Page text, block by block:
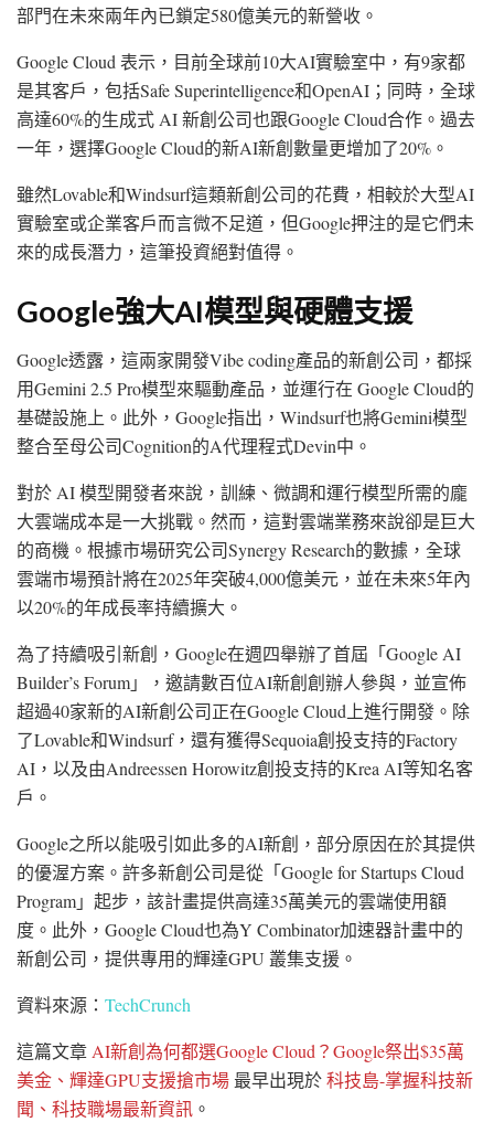
部門在未來兩年內已鎖定580億美元的新營收。
Google Cloud 表示，目前全球前10大AI實驗室中，有9家都
是其客戶，包括Safe Superintelligence和OpenAI；同時，全球
高達60%的生成式 AI 新創公司也跟Google Cloud合作。過去
一年，選擇Google Cloud的新AI新創數量更增加了20%。
雖然Lovable和Windsurf這類新創公司的花費，相較於大型AI
實驗室或企業客戶而言微不足道，但Google押注的是它們未
來的成長潛力，這筆投資絕對值得。
Google強大AI模型與硬體支援
Google透露，這兩家開發Vibe coding產品的新創公司，都採
用Gemini 2.5 Pro模型來驅動產品，並運行在 Google Cloud的
基礎設施上。此外，Google指出，Windsurf也將Gemini模型
整合至母公司Cognition的A代理程式Devin中。
對於 AI 模型開發者來說，訓練、微調和運行模型所需的龐
大雲端成本是一大挑戰。然而，這對雲端業務來說卻是巨大
的商機。根據市場研究公司Synergy Research的數據，全球
雲端市場預計將在2025年突破4,000億美元，並在未來5年內
以20%的年成長率持續擴大。
為了持續吸引新創，Google在週四舉辦了首屆「Google AI
Builder’s Forum」，邀請數百位AI新創創辦人參與，並宣佈
超過40家新的AI新創公司正在Google Cloud上進行開發。除
了Lovable和Windsurf，還有獲得Sequoia創投支持的Factory
AI，以及由Andreessen Horowitz創投支持的Krea AI等知名客
戶。
Google之所以能吸引如此多的AI新創，部分原因在於其提供
的優渥方案。許多新創公司是從「Google for Startups Cloud
Program」起步，該計畫提供高達35萬美元的雲端使用額
度。此外，Google Cloud也為Y Combinator加速器計畫中的
新創公司，提供專用的輝達GPU 叢集支援。
資料來源： TechCrunch
這篇文章AI新創為何都選Google Cloud？Google祭出$35萬
美金、輝達GPU支援搶市場 最早出現於科技島-掌握科技新
聞、科技職場最新資訊 。